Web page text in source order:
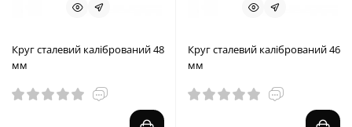
Круг сталевий калібрований 48
мм
Круг сталевий калібрований 46
мм